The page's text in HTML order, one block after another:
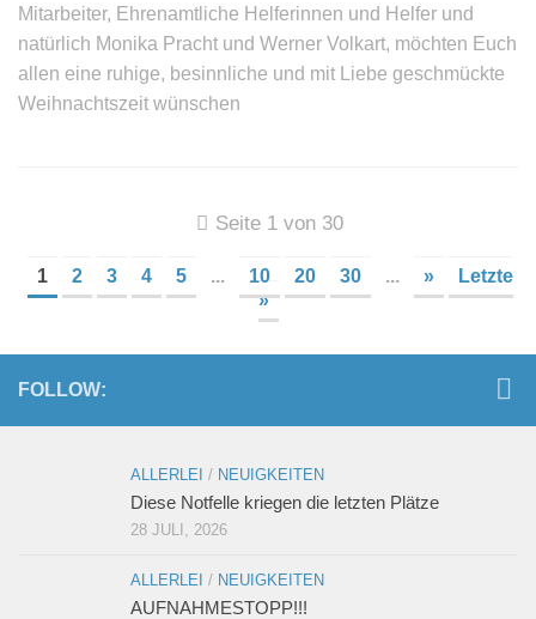
Mitarbeiter, Ehrenamtliche Helferinnen und Helfer und
natürlich Monika Pracht und Werner Volkart, möchten Euch
allen eine ruhige, besinnliche und mit Liebe geschmückte
Weihnachtszeit wünschen
Seite 1 von 30
1 2 3 4 5 ... 10 20 30 ... »
Letzte
»
FOLLOW:
ALLERLEI / NEUIGKEITEN
Diese Notfelle kriegen die letzten Plätze
28 JULI, 2026
ALLERLEI / NEUIGKEITEN
AUFNAHMESTOPP!!!